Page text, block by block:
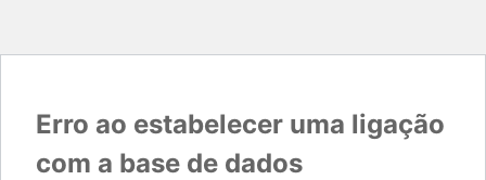
Erro ao estabelecer uma ligação
com a base de dados